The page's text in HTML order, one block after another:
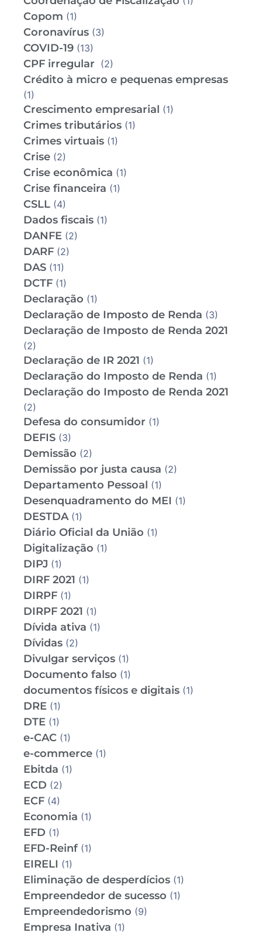
Copom (1)
Coronavírus (3)
COVID-19 (13)
CPF irregular (2)
Crédito à micro e pequenas empresas
(1)
Crescimento empresarial (1)
Crimes tributários (1)
Crimes virtuais (1)
Crise (2)
Crise econômica (1)
Crise financeira (1)
CSLL (4)
Dados fiscais (1)
DANFE (2)
DARF (2)
DAS (11)
DCTF (1)
Declaração (1)
Declaração de Imposto de Renda (3)
Declaração de Imposto de Renda 2021
(2)
Declaração de IR 2021 (1)
Declaração do Imposto de Renda (1)
Declaração do Imposto de Renda 2021
(2)
Defesa do consumidor (1)
DEFIS (3)
Demissão (2)
Demissão por justa causa (2)
Departamento Pessoal (1)
Desenquadramento do MEI (1)
DESTDA(1)
Diário Oficial da União (1)
Digitalização (1)
DIPJ (1)
DIRF 2021 (1)
DIRPF (1)
DIRPF 2021 (1)
Dívida ativa (1)
Dívidas (2)
Divulgar serviços (1)
Documento falso (1)
documentos físicos e digitais (1)
DRE (1)
DTE (1)
e-CAC (1)
e-commerce (1)
Ebitda (1)
ECD (2)
ECF (4)
Economia (1)
EFD (1)
EFD-Reinf (1)
EIRELI (1)
Eliminação de desperdícios (1)
Empreendedor de sucesso (1)
Empreendedorismo (9)
Empresa Inativa (1)